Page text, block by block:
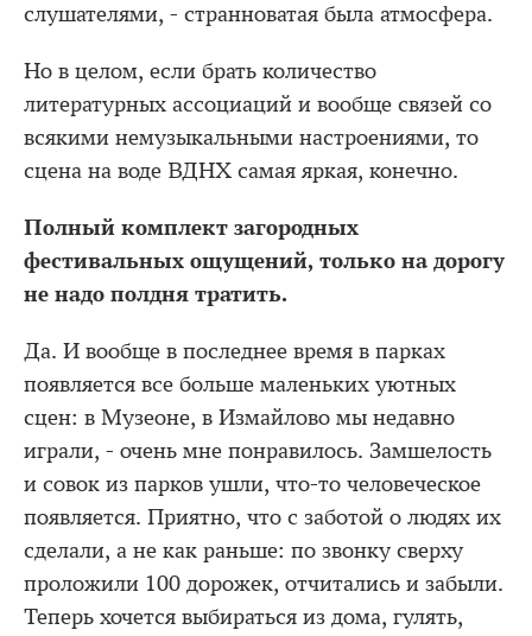
слушателями, - странноватая была атмосфера.
Но в целом, если брать количество
литературных ассоциаций и вообще связей со
всякими немузыкальными настроениями, то
сцена на воде ВДНХ самая яркая, конечно.
Полный комплект загородных
фестивальных ощущений, только на дорогу
не надо полдня тратить.
Да. И вообще в последнее время в парках
появляется все больше маленьких уютных
сцен: в Музеоне, в Измайлово мы недавно
играли, - очень мне понравилось. Замшелость
и совок из парков ушли, что-то человеческое
появляется. Приятно, что с заботой о людях их
сделали, а не как раньше: по звонку сверху
проложили 100 дорожек, отчитались и забыли.
Теперь хочется выбираться из дома, гулять,